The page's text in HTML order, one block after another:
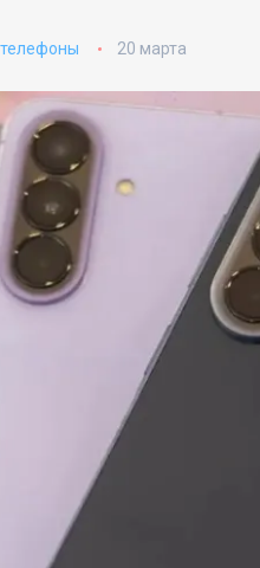
20 марта